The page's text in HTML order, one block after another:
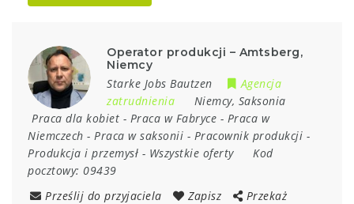
Operator produkcji – Amtsberg,
Niemcy
Starke Jobs Bautzen
Agencja
zatrudnienia
Niemcy, Saksonia
Praca dla kobiet - Praca w Fabryce - Praca w
Niemczech - Praca w saksonii - Pracownik produkcji -
Produkcja i przemysł - Wszystkie oferty
Kod
pocztowy: 09439
Prześlij do przyjaciela
Zapisz Przekaż